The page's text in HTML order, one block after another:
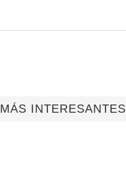
MÁS INTERESANTES